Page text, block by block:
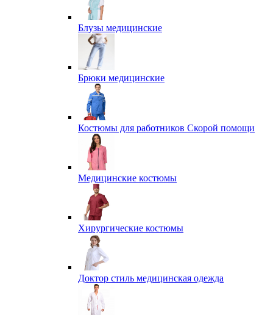
Блузы медицинские
Брюки медицинские
Костюмы для работников Скорой помощи
Медицинские костюмы
Хирургические костюмы
Доктор стиль медицинская одежда